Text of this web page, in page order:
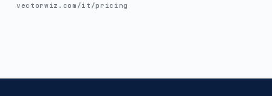
vectorwiz.com/it/pricing